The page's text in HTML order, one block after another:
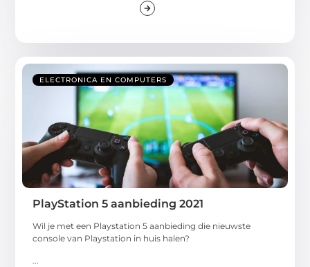
ELECTRONICA EN COMPUTERS
PlayStation 5 aanbieding 2021
Wil je met een Playstation 5 aanbieding die nieuwste
console van Playstation in huis halen?